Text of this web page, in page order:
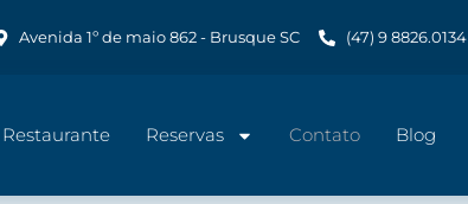
Avenida 1º de maio 862 - Brusque SC (47) 9 8826.0134
Restaurante Reservas Contato Blog